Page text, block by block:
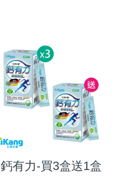
鈣有力-買3盒送1盒